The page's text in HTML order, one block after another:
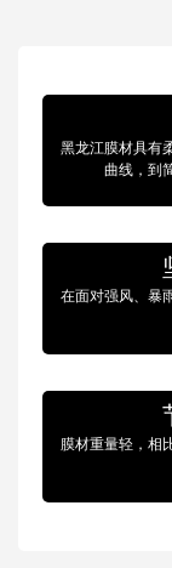
黑龙江膜材具有
曲线，到
在面对强风、暴
膜材重量轻，相